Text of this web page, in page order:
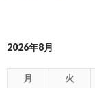
2026年8月
月 火